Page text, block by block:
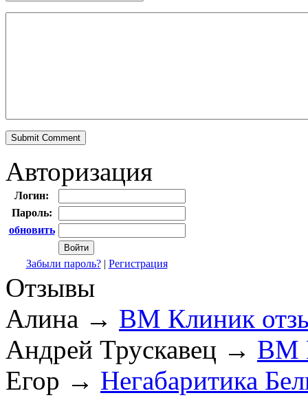
Авторизация
Логин:
Пароль:
обновить
Забыли пароль?| Регистрация
Отзывы
Алина → ВМ Клиник
Андрей Трускавец → ВМ
Егор → Негабаритика